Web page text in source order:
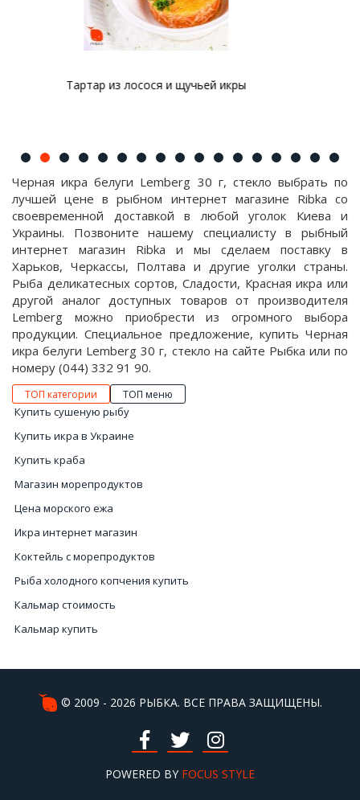
Тартар из форели с авокадо и
Черная икра белуги Lemberg 30 г, стекло выбрать по
лучшей цене в рыбном интернет магазине Ribka со
своевременной доставкой в любой уголок Киева и
Украины. Позвоните нашему специалисту в рыбный
интернет магазин Ribka и мы сделаем поставку в
Харьков, Черкассы, Полтава и другие уголки страны.
Рыба деликатесных сортов, Сладости, Красная икра или
другой аналог доступных товаров от производителя
Lemberg можно приобрести из огромного выбора
продукции. Специальное предложение, купить Черная
икра белуги Lemberg 30 г, стекло на сайте Рыбка или по
номеру (044) 332 91 90.
ТОП категории ТОП меню
Купить сушеную рыбу
Купить икра в Украине
Купить краба
Магазин морепродуктов
Цена морского ежа
Икра интернет магазин
Коктейль с морепродуктов
Рыба холодного копчения купить
Кальмар стоимость
Кальмар купить
Краб Киев
Купить черную икру цена
Доставка рыбы Киев
© 2009 - 2026 РЫБКА. ВСЕ ПРАВА ЗАЩИЩЕНЫ.
POWERED BY FOCUS STYLE